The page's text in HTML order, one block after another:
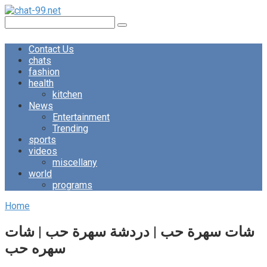
Skip
content
Contact Us
chats
fashion
health
kitchen
News
Entertainment
Trending
sports
videos
miscellany
world
programs
Home
شات سهرة حب | دردشة سهرة حب | شات
سهره حب